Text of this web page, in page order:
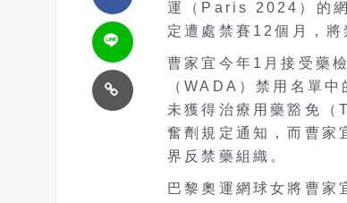
運（Paris 2024）的網
定遭處禁賽12個月，
曹家宜今年1月接受藥
（WADA）禁用名單
未獲得治療用藥豁免（
奮劑規定通知，而曹家
界反禁藥組織。
巴黎奧運網球女將曹